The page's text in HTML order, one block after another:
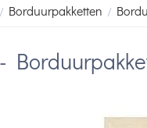
/ Borduurpakketten /